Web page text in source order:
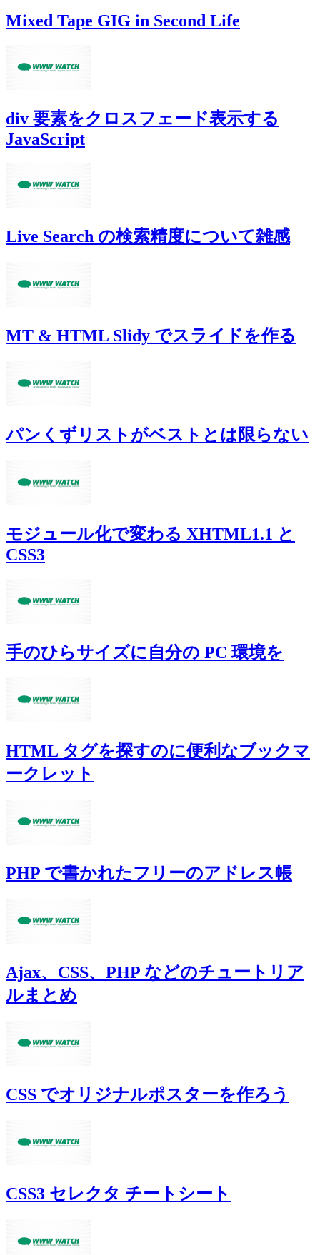
Mixed Tape GIG in Second Life
div 要素をクロスフェード表示する
JavaScript
Live Search の検索精度について雑感
MT & HTML Slidy でスライドを作る
パンくずリストがベストとは限らない
モジュール化で変わる XHTML1.1 と
CSS3
手のひらサイズに自分の PC 環境を
HTML タグを探すのに便利なブックマ
ークレット
PHP で書かれたフリーのアドレス帳
Ajax、CSS、PHP などのチュートリア
ルまとめ
CSS でオリジナルポスターを作ろう
CSS3 セレクタ チートシート